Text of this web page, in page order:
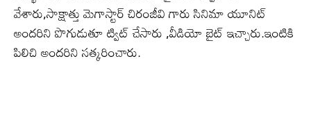
వేశారు,సాక్షాత్తు మెగాస్టార్ చిరంజీవి గారు సినిమా యూనిట్
అందరిని పొగుడుతూ ట్విట్ చేసారు ,వీడియో బైట్ ఇచ్చారు.ఇంటికి
పిలిచి అందరిని సత్కరించారు.